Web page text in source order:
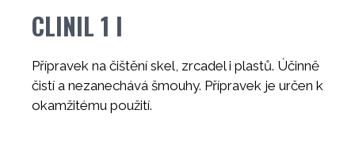
CLINIL 1 l
Přípravek na čištění skel, zrcadel i plastů. Účinně
čistí a nezanechává šmouhy. Přípravek je určen k
okamžitému použití.